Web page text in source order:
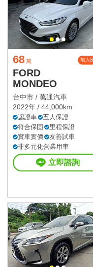
68 萬 加入
FORD
MONDEO
台中市 / 萬通汽車
2022年 / 44,000km
認證車
五大保證
符合保固
里程保證
實車實價
友善試車
非多元化營業用車
立即諮詢